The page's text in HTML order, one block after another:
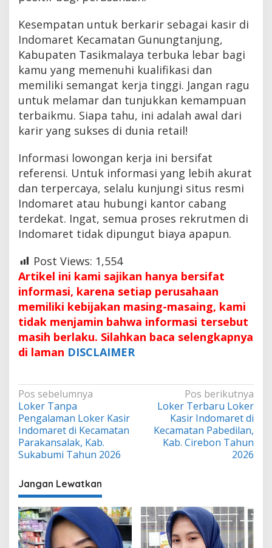
Kesempatan untuk berkarir sebagai kasir di
Indomaret Kecamatan Gunungtanjung,
Kabupaten Tasikmalaya terbuka lebar bagi
kamu yang memenuhi kualifikasi dan
memiliki semangat kerja tinggi. Jangan ragu
untuk melamar dan tunjukkan kemampuan
terbaikmu. Siapa tahu, ini adalah awal dari
karir yang sukses di dunia retail!
Informasi lowongan kerja ini bersifat
referensi. Untuk informasi yang lebih akurat
dan terpercaya, selalu kunjungi situs resmi
Indomaret atau hubungi kantor cabang
terdekat. Ingat, semua proses rekrutmen di
Indomaret tidak dipungut biaya apapun.
Post Views: 1,554
Artikel ini kami sajikan hanya bersifat
informasi, karena setiap perusahaan
memiliki kebijakan masing-masaing, kami
tidak menjamin bahwa informasi tersebut
masih berlaku. Silahkan baca selengkapnya
di laman DISCLAIMER
Navigasi
pos
Pos sebelumnya
Loker Tanpa
Pengalaman Loker Kasir
Indomaret di Kecamatan
Parakansalak, Kab.
Sukabumi Tahun 2026
Pos berikutnya
Loker Terbaru Loker
Kasir Indomaret di
Kecamatan Pabedilan,
Kab. Cirebon Tahun
2026
Jangan Lewatkan